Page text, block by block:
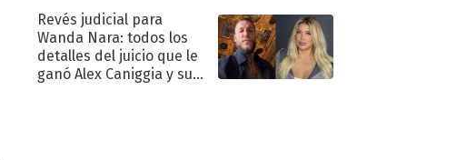
"Traidora"
Revés judicial para
Wanda Nara: todos los
detalles del juicio que le
ganó Alex Caniggia y sus